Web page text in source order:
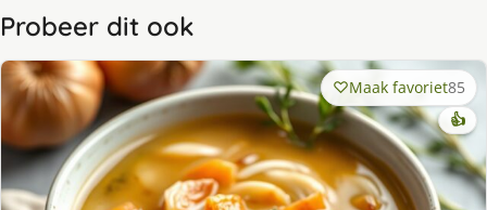
Probeer dit ook
Maak favoriet85
👍